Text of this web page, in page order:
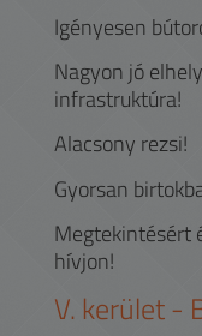
Igényesen
Nagyon jó
infrastruktúra!
Alacsony rezsi!
Gyorsan
Megtekintésért
hívjon!
V. kerület -